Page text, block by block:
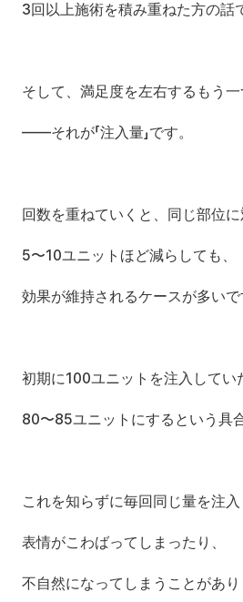
3回以上施術を積み重ねた方の話
そして、満足度を左右するもう
——それが「注入量」です。
回数を重ねていくと、同じ部位に
5〜10ユニットほど減らしても、
効果が維持されるケースが多いで
初期に100ユニットを注入してい
80〜85ユニットにするという具
これを知らずに毎回同じ量を注入
表情がこわばってしまったり、
不自然になってしまうことがあり